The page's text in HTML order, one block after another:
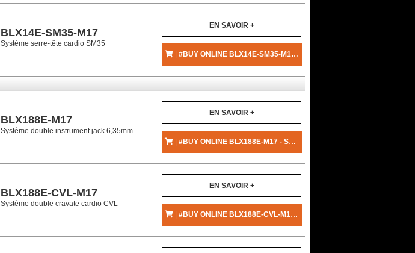
BLX14E-SM35-M17
Système serre-tête cardio SM35
EN SAVOIR +
| #BUY ONLINE BLX14E-SM35-M17 - SHURE
BLX188E-M17
Système double instrument jack 6,35mm
EN SAVOIR +
| #BUY ONLINE BLX188E-M17 - SHURE
BLX188E-CVL-M17
Système double cravate cardio CVL
EN SAVOIR +
| #BUY ONLINE BLX188E-CVL-M17 - SHURE